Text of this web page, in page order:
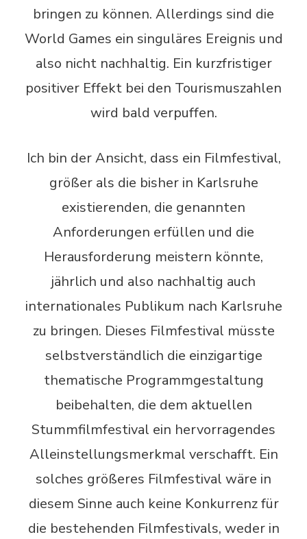
bringen zu können. Allerdings sind die
World Games ein singuläres Ereignis und
also nicht nachhaltig. Ein kurzfristiger
positiver Effekt bei den Tourismuszahlen
wird bald verpuffen.
Ich bin der Ansicht, dass ein Filmfestival,
größer als die bisher in Karlsruhe
existierenden, die genannten
Anforderungen erfüllen und die
Herausforderung meistern könnte,
jährlich und also nachhaltig auch
internationales Publikum nach Karlsruhe
zu bringen. Dieses Filmfestival müsste
selbstverständlich die einzigartige
thematische Programmgestaltung
beibehalten, die dem aktuellen
Stummfilmfestival ein hervorragendes
Alleinstellungsmerkmal verschafft. Ein
solches größeres Filmfestival wäre in
diesem Sinne auch keine Konkurrenz für
die bestehenden Filmfestivals, weder in